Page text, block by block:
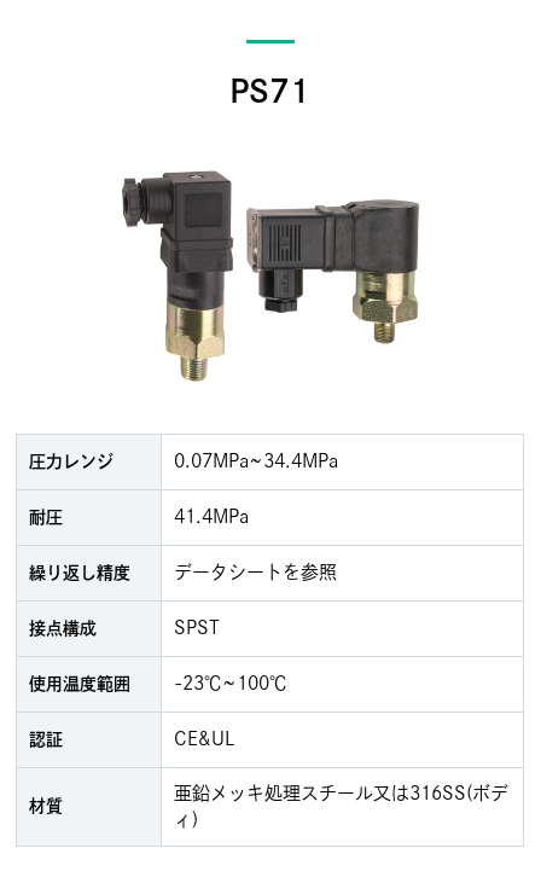
PS71
圧力レンジ 0.07MPa~34.4MPa
耐圧 41.4MPa
繰り返し精度 データシートを参照
接点構成 SPST
使用温度範囲 -23℃~100℃
認証 CE&UL
材質
亜鉛メッキ処理スチール又は316SS(ボデ
ィ)